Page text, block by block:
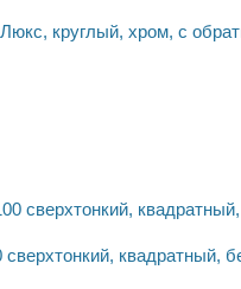
круглый, хром, с
квадратный,